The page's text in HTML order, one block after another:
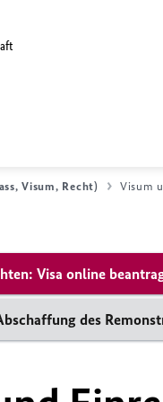
Visum, Recht) Visum
Visa online
des